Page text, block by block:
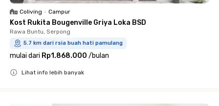
Coliving • Campur
Kost Rukita Bougenville Griya Loka BSD
Rawa Buntu, Serpong
5.7 km dari rsia buah hati pamulang
mulai dari Rp1.868.000 /bulan
Lihat info lebih banyak